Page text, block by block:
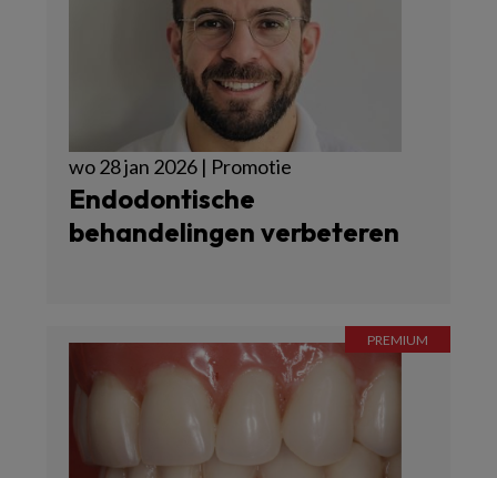
wo 28 jan 2026 | Promotie
Endodontische
behandelingen verbeteren